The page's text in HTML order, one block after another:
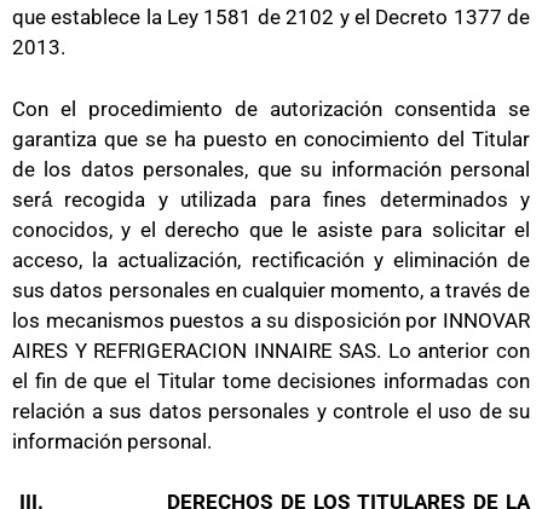
que establece la Ley 1581 de 2102 y el Decreto 1377 de
2013.
Con el procedimiento de autorización consentida se
garantiza que se ha puesto en conocimiento del Titular
de los datos personales, que su información personal
será́ recogida y utilizada para fines determinados y
conocidos, y el derecho que le asiste para solicitar el
acceso, la actualización, rectificación y eliminación de
sus datos personales en cualquier momento, a través de
los mecanismos puestos a su disposición por INNOVAR
AIRES Y REFRIGERACION INNAIRE SAS. Lo anterior con
el fin de que el Titular tome decisiones informadas con
relación a sus datos personales y controle el uso de su
información personal.
III. DERECHOS DE LOS TITULARES DE LA